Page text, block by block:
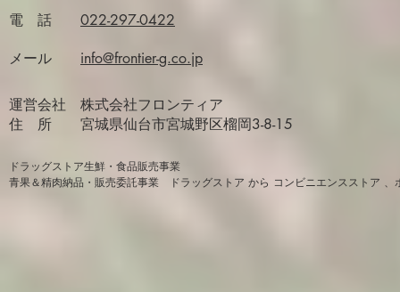
​電 話 ​022-297-0422
​メール ​info@frontier-g.co.jp
​運営会社 株式会社フロンティア
住 所
宮城県仙台市宮城野区榴岡3-8-15
​ドラッグストア生鮮・食品販売事業
青果＆精肉納品・販売委託事業 ドラッグストア から コンビニエンスストア